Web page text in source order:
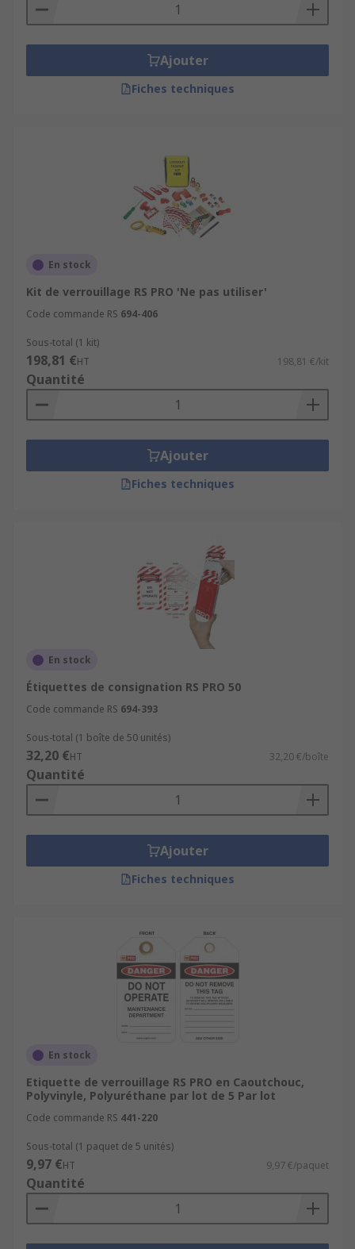
Ajouter
Fiches techniques
En stock
Kit de verrouillage RS PRO 'Ne pas utiliser'
Code commande RS 694-406
Sous-total (1 kit)
198,81 €HT 198,81 €/kit
Quantité
Ajouter
Fiches techniques
En stock
Étiquettes de consignation RS PRO 50
Code commande RS 694-393
Sous-total (1 boîte de 50 unités)
32,20 €HT 32,20 €/boîte
Quantité
Ajouter
Fiches techniques
En stock
Etiquette de verrouillage RS PRO en Caoutchouc,
Polyvinyle, Polyuréthane par lot de 5 Par lot
Code commande RS 441-220
Sous-total (1 paquet de 5 unités)
9,97 €HT 9,97 €/paquet
Quantité